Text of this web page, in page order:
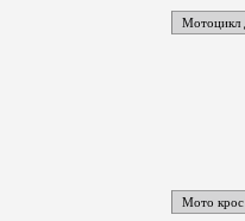
Мотоцикл
Мото крос